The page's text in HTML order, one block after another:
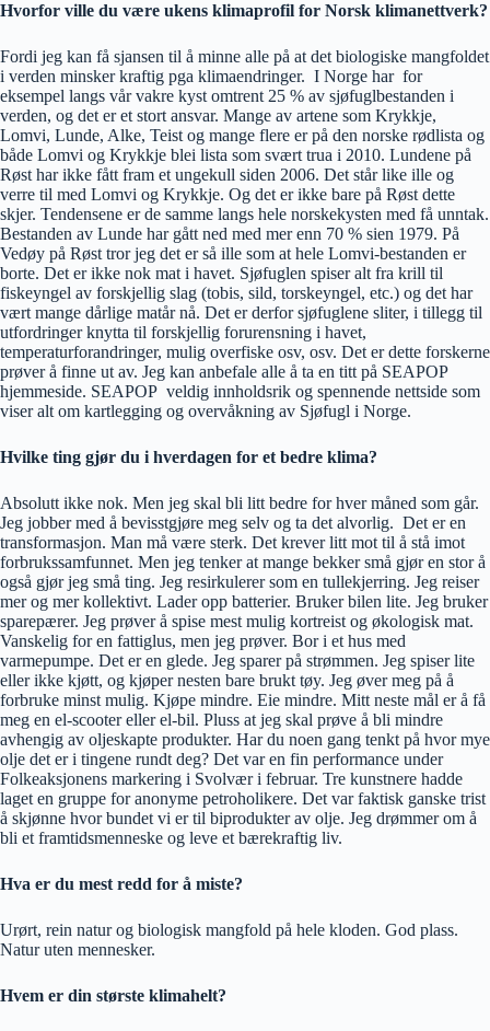
Hvorfor ville du være ukens klimaprofil for Norsk klimanettverk?
Fordi jeg kan få sjansen til å minne alle på at det biologiske mangfoldet
i verden minsker kraftig pga klimaendringer. I Norge har for
eksempel langs vår vakre kyst omtrent 25 % av sjøfuglbestanden i
verden, og det er et stort ansvar. Mange av artene som Krykkje,
Lomvi, Lunde, Alke, Teist og mange flere er på den norske rødlista og
både Lomvi og Krykkje blei lista som svært trua i 2010. Lundene på
Røst har ikke fått fram et ungekull siden 2006. Det står like ille og
verre til med Lomvi og Krykkje. Og det er ikke bare på Røst dette
skjer. Tendensene er de samme langs hele norskekysten med få unntak.
Bestanden av Lunde har gått ned med mer enn 70 % sien 1979. På
Vedøy på Røst tror jeg det er så ille som at hele Lomvi-bestanden er
borte. Det er ikke nok mat i havet. Sjøfuglen spiser alt fra krill til
fiskeyngel av forskjellig slag (tobis, sild, torskeyngel, etc.) og det har
vært mange dårlige matår nå. Det er derfor sjøfuglene sliter, i tillegg til
utfordringer knytta til forskjellig forurensning i havet,
temperaturforandringer, mulig overfiske osv, osv. Det er dette forskerne
prøver å finne ut av. Jeg kan anbefale alle å ta en titt på SEAPOP
hjemmeside. SEAPOP veldig innholdsrik og spennende nettside som
viser alt om kartlegging og overvåkning av Sjøfugl i Norge.
Hvilke ting gjør du i hverdagen for et bedre klima?
Absolutt ikke nok. Men jeg skal bli litt bedre for hver måned som går.
Jeg jobber med å bevisstgjøre meg selv og ta det alvorlig. Det er en
transformasjon. Man må være sterk. Det krever litt mot til å stå imot
forbrukssamfunnet. Men jeg tenker at mange bekker små gjør en stor å
også gjør jeg små ting. Jeg resirkulerer som en tullekjerring. Jeg reiser
mer og mer kollektivt. Lader opp batterier. Bruker bilen lite. Jeg bruker
sparepærer. Jeg prøver å spise mest mulig kortreist og økologisk mat.
Vanskelig for en fattiglus, men jeg prøver. Bor i et hus med
varmepumpe. Det er en glede. Jeg sparer på strømmen. Jeg spiser lite
eller ikke kjøtt, og kjøper nesten bare brukt tøy. Jeg øver meg på å
forbruke minst mulig. Kjøpe mindre. Eie mindre. Mitt neste mål er å få
meg en el-scooter eller el-bil. Pluss at jeg skal prøve å bli mindre
avhengig av oljeskapte produkter. Har du noen gang tenkt på hvor mye
olje det er i tingene rundt deg? Det var en fin performance under
Folkeaksjonens markering i Svolvær i februar. Tre kunstnere hadde
laget en gruppe for anonyme petroholikere. Det var faktisk ganske trist
å skjønne hvor bundet vi er til biprodukter av olje. Jeg drømmer om å
bli et framtidsmenneske og leve et bærekraftig liv.
Hva er du mest redd for å miste?
Urørt, rein natur og biologisk mangfold på hele kloden. God plass.
Natur uten mennesker.
Hvem er din største klimahelt?